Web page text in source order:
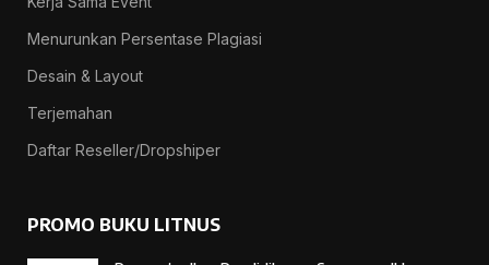
Menurunkan Persentase Plagiasi
Desain & Layout
Terjemahan
Daftar Reseller/Dropshiper
PROMO BUKU LITNUS